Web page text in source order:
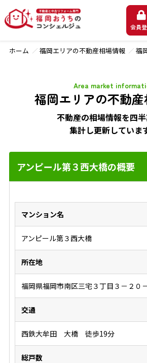
会員
ホーム 福岡エリアの不動産相場情報 福
福岡エリアの不動
Area market
不動産の相場情報を四
集計し更新していま
アンピール第３西大橋の概要
マンション名
アンピール第３西大橋
所在地
福岡県福岡市南区三宅３丁目３－２０
交通
西鉄大牟田 大橋 徒歩19分
総戸数